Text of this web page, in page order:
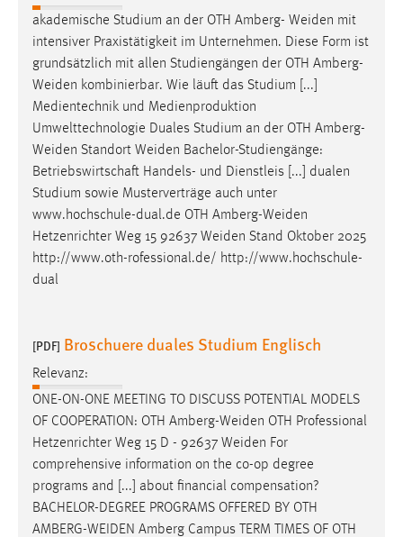
akademische Studium an der OTH Amberg- Weiden mit
intensiver Praxistätigkeit im Unternehmen. Diese Form ist
grundsätzlich mit allen Studiengängen der OTH Amberg-
Weiden kombinierbar. Wie läuft das Studium [...]
Medientechnik und Medienproduktion
Umwelttechnologie Duales Studium an der OTH Amberg-
Weiden Standort Weiden Bachelor-Studiengänge:
Betriebswirtschaft Handels- und Dienstleis [...] dualen
Studium sowie Musterverträge auch unter
www.hochschule-dual.de OTH Amberg-Weiden
Hetzenrichter Weg 15 92637 Weiden Stand Oktober 2025
http://www.oth-rofessional.de/ http://www.hochschule-
dual
[PDF] Broschuere duales Studium Englisch
Relevanz:
ONE-ON-ONE MEETING TO DISCUSS POTENTIAL MODELS
OF COOPERATION: OTH Amberg-Weiden OTH Professional
Hetzenrichter Weg 15 D - 92637 Weiden For
comprehensive information on the co-op degree
programs and [...] about financial compensation?
BACHELOR-DEGREE PROGRAMS OFFERED BY OTH
AMBERG-WEIDEN Amberg Campus TERM TIMES OF OTH